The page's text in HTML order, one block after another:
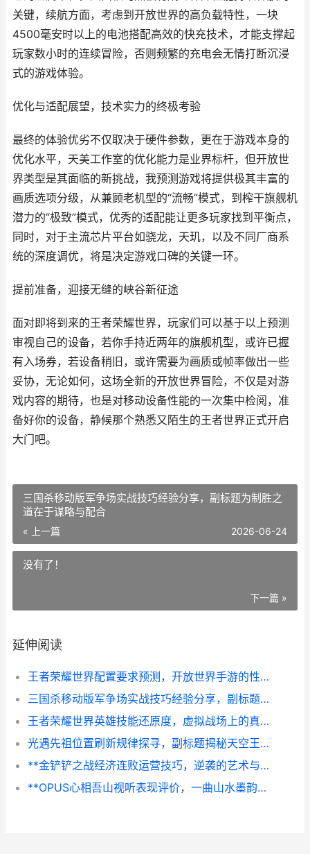
关键，续航方面，考虑到开放世界的高负载特性，一块
4500毫安时以上的电池搭配高效的快充技术，才能支撑起
玩家数小时的连续冒险，否则频繁的充电会无情打断沉浸
式的游戏体验。
优化与适配展望，技术实力的终极考验
最终的体验优劣不仅取决于硬件参数，更在于游戏本身的
优化水平，天美工作室的优化能力是业界标杆，但开放世
界类型是其面临的新挑战，我预测游戏将提供极其丰富的
画质选项分级，从兼顾老机型的“流畅”模式，到榨干旗舰机
潜力的“极致”模式，优秀的适配能让更多玩家找到平衡点，
同时，对于主流芯片平台如骁龙，天玑，以及不同厂商系
统的深度调优，将是决定游戏口碑的关键一环。
提前准备，迎接无缝的峡谷新征途
面对即将到来的王者荣耀世界，玩家们可以基于以上预测
审视自己的设备，若你手持近两年的旗舰机型，或许已握
有入场券，若设备稍旧，或许需要为画质或帧率做出一些
妥协，无论如何，这场全新的开放世界冒险，不仅是对游
戏内容的期待，也是对移动设备性能的一次集中检阅，准
备好你的设备，静候那个熟悉又陌生的王者世界正式开启
大门吧。
三国杀移动版军争场实战技巧经验分享，副标题为制胜之
道在于谋略与配合
« 上一篇 2026-06-24
没有了！
下一篇 »
延伸阅读
王者荣耀世界配置要求预测，开放世界手游的性能门槛猜想
三国杀移动版军争场实战技巧经验分享，副标题为制胜之道在于谋略与配合
王者荣耀世界英雄技能还原度，虚拟战场上的真实灵魂回响副标题
光遇先祖位置刷新规律探寻，副标题揭秘天空王国的时间密码
**金铲铲之战经济连败运营技巧，逆袭的艺术与精密计算**
**OPUS心相吾山视听表现评价，一曲山水墨韵的沉浸诗篇**